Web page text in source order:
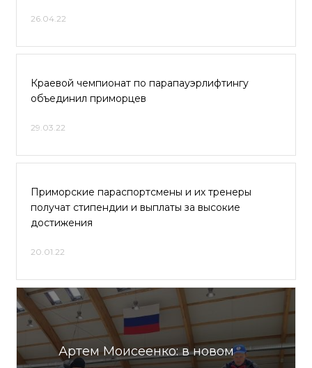
26.04.22
Краевой чемпионат по парапауэрлифтингу
объединил приморцев
29.03.22
Приморские параспортсмены и их тренеры
получат стипендии и выплаты за высокие
достижения
20.01.22
Артем Моисеенко: в новом